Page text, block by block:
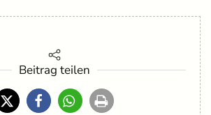
Beitrag teilen